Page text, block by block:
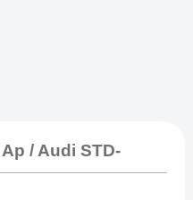
/ Audi STD-